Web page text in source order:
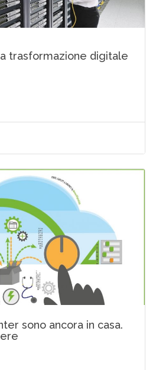
trasformazione digitale
sono ancora in casa.